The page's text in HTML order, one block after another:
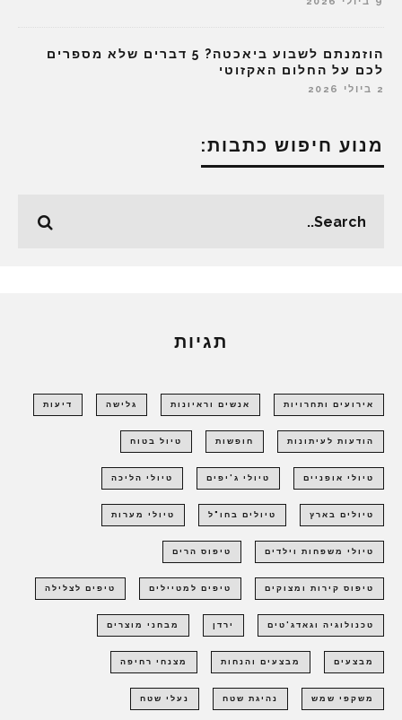
הוזמנתם לשבוע ביאכטה? 5 דברים שלא מספרים
לכם על החלום האקזוטי
2 ביולי 2026
מנוע חיפוש כתבות:
תגיות
אירועים ותחרויות אנשים וראיונות גלישה דיעות
הודעות לעיתונות חופשות טיול בטוח
טיולי אופניים טיולי ג'יפים טיולי הליכה
טיולים בארץ טיולים בחו"ל טיולי מערות
טיולי משפחות וילדים טיפוס הרים
טיפוס קירות ומצוקים טיפים למטיילים טיפים לצלילה
טכנולוגיה וגאדג'טים ירדן מבחני מוצרים
מבצעים מבצעים והנחות מצנחי רחיפה
משקפי שמש נהיגת שטח נעלי שטח